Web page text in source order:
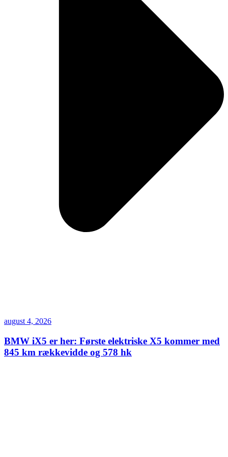
august 4, 2026
BMW iX5 er her: Første elektriske X5 kommer med
845 km rækkevidde og 578 hk